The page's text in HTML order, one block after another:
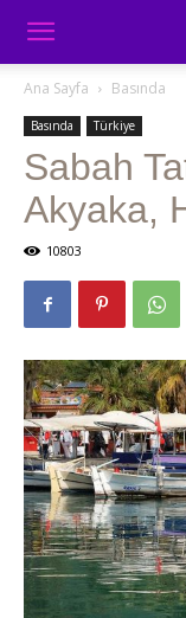
Ana Sayfa Basında
Basında Türkiye
Sabah
Akyaka,
10803